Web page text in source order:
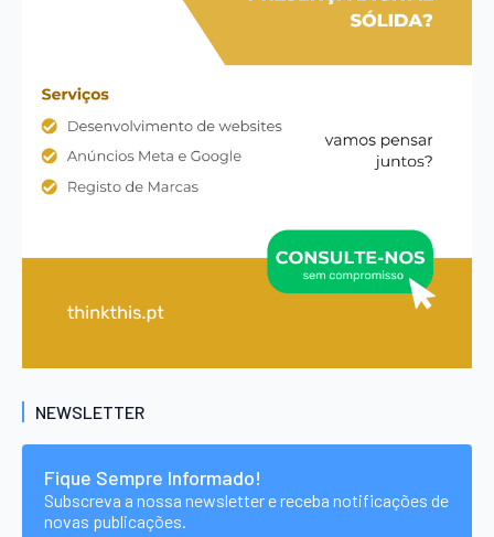
NEWSLETTER
Fique Sempre Informado!
Subscreva a nossa newsletter e receba notificações de
novas publicações.